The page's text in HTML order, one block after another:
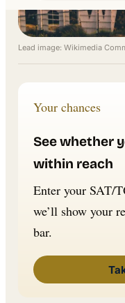
Lead image: Wikimedia
Your chances
See whether
within reach
Enter your SAT/
we’ll show your
bar.